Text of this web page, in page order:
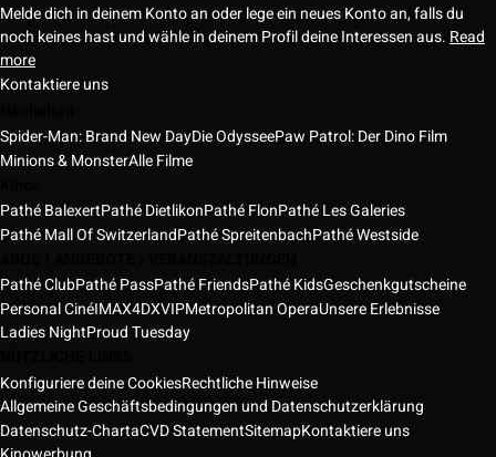
Melde dich in deinem Konto an oder lege ein neues Konto an, falls du
noch keines hast und wähle in deinem Profil deine Interessen aus. Read
more
Kontaktiere uns
Spider-Man: Brand New DayDie OdysseePaw Patrol: Der Dino Film
Minions & MonsterAlle Filme
Pathé BalexertPathé DietlikonPathé FlonPathé Les Galeries
Pathé Mall Of SwitzerlandPathé SpreitenbachPathé Westside
Pathé ClubPathé PassPathé FriendsPathé KidsGeschenkgutscheine
Personal CinéIMAX4DXVIPMetropolitan OperaUnsere Erlebnisse
Ladies NightProud Tuesday
Konfiguriere deine CookiesRechtliche Hinweise
Allgemeine Geschäftsbedingungen und Datenschutzerklärung
Datenschutz-ChartaCVD StatementSitemapKontaktiere uns